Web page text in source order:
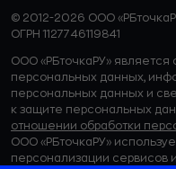
© 2012-2026 ООО
ОГРН 1127746119841
ООО «РБточкаРУ» является
персональных данных,
персональных данных и
к защите персональных
отношении обработки
ООО «РБточкаРУ»
персонализации сервисов